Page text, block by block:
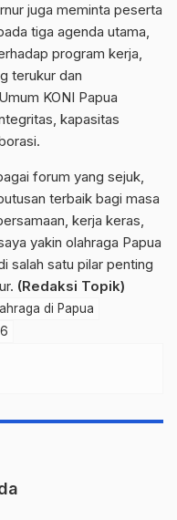
juga meminta peserta
tiga agenda utama,
program kerja,
terukur dan
KONI Papua
kapasitas
forum yang sejuk,
terbaik bagi masa
kerja keras,
yakin olahraga Papua
salah satu pilar penting
(Redaksi Topik)
di Papua